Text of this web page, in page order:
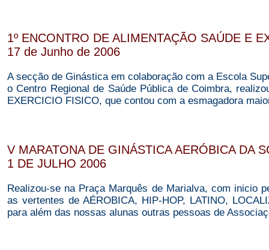
1º ENCONTRO DE ALIMENTAÇÃO SAÚDE E
17 de Junho de 2006
A secção de Ginástica em colaboração com a Escola
o Centro Regional de Saúde Pública de Coimbra,
EXERCICIO FISICO, que contou com a esmagadora
V MARATONA DE GINÁSTICA AERÓBICA DA
1 DE JULHO 2006
Realizou-se na Praça Marquês de Marialva, com inicio
as vertentes de AÉROBICA, HIP-HOP, LATINO,
para além das nossas alunas outras pessoas de